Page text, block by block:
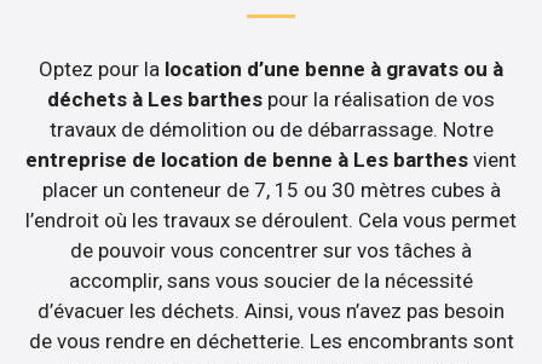
Optez pour la location d’une benne à gravats ou à
déchets à Les barthes pour la réalisation de vos
travaux de démolition ou de débarrassage. Notre
entreprise de location de benne à Les barthes vient
placer un conteneur de 7, 15 ou 30 mètres cubes à
l’endroit où les travaux se déroulent. Cela vous permet
de pouvoir vous concentrer sur vos tâches à
accomplir, sans vous soucier de la nécessité
d’évacuer les déchets. Ainsi, vous n’avez pas besoin
de vous rendre en déchetterie. Les encombrants sont